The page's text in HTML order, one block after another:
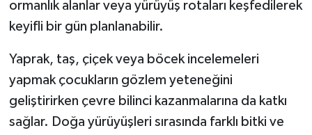
ormanlık alanlar veya yürüyüş rotaları keşfedilerek
keyifli bir gün planlanabilir.
Yaprak, taş, çiçek veya böcek incelemeleri
yapmak çocukların gözlem yeteneğini
geliştirirken çevre bilinci kazanmalarına da katkı
sağlar. Doğa yürüyüşleri sırasında farklı bitki ve